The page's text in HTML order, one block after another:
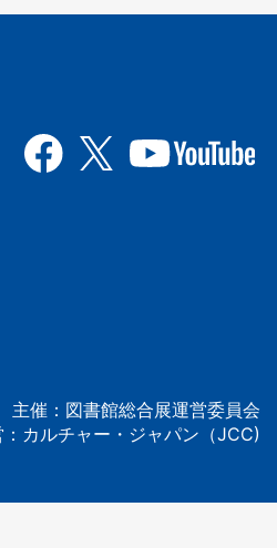
主催：図書館総合展運営委員会
カルチャー・ジャパン（JCC)